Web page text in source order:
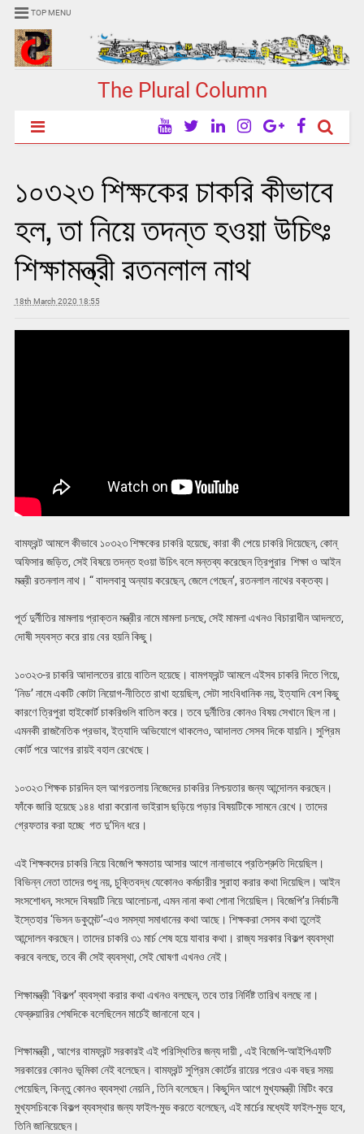
TOP MENU
The Plural Column
১০৩২৩ শিক্ষকের চাকরি কীভাবে
হল, তা নিয়ে তদন্ত হওয়া উচিৎঃ
শিক্ষামন্ত্রী রতনলাল নাথ
18th March 2020 18:55
বামফ্রন্ট আমলে কীভাবে ১০৩২৩ শিক্ষকের চাকরি হয়েছে, কারা কী পেয়ে চাকরি দিয়েছেন, কোন্‌
অফিসার জড়িত, সেই বিষয়ে তদন্ত হওয়া উচিৎ বলে মন্তব্য করেছেন ত্রিপুরার শিক্ষা ও আইন
মন্ত্রী রতনলাল নাথ। “ বাদলবাবু অন্যায় করেছেন, জেলে গেছেন’, রতনলাল নাথের বক্তব্য।
পূর্ত দুর্নীতির মামলায় প্রাক্তন মন্ত্রীর নামে মামলা চলছে, সেই মামলা এখনও বিচারাধীন আদলতে,
দোষী স্যবস্ত করে রায় বের হয়নি কিছু।
১০৩২৩-র চাকরি আদালতের রায়ে বাতিল হয়েছে। বামগফ্রন্ট আমলে এইসব চাকরি দিতে গিয়ে,
‘নিড’ নামে একটি কোটা নিয়োগ-নীতিতে রাখা হয়েছিল, সেটা সাংবিধানিক নয়, ইত্যাদি বেশ কিছু
কারণে ত্রিপুরা হাইকোর্ট চাকরিগুলি বাতিল করে। তবে দুর্নীতির কোনও বিষয় সেখানে ছিল না।
এমনকী রাজনৈতিক প্রভাব, ইত্যাদি অভিযোগে থাকলেও, আদালত সেসব দিকে যায়নি। সুপ্রিম
কোর্ট পরে আগের রায়ই বহাল রেখেছে।
১০৩২৩ শিক্ষক চারদিন হল আগরতলায় নিজেদের চাকরির নিশ্চয়তার জন্য আন্দোলন করছেন।
ফাঁকে জারি হয়েছে ১৪৪ ধারা করোনা ভাইরাস ছড়িয়ে পড়ার বিষয়টিকে সামনে রেখে। তাদের
গ্রেফতার করা হচ্ছে গত দু’দিন ধরে।
এই শিক্ষকদের চাকরি নিয়ে বিজেপি ক্ষমতায় আসার আগে নানাভাবে প্রতিশ্রুতি দিয়েছিল।
বিভিন্ন নেতা তাদের শুধু নয়, চুক্তিবদ্ধ যেকোনও কর্মচারীর সুরাহা করার কথা দিয়েছিল। আইন
সংসশোধন, সংসদে বিষয়টি নিয়ে আলোচনা, এমন নানা কথা শোনা গিয়েছিল। বিজেপি’র নির্বাচনী
ইস্তেহার ‘ভিসন ডকুমেন্ট’-এও সমস্যা সমাধানের কথা আছে। শিক্ষকরা সেসব কথা তুলেই
আন্দোলন করছেন। তাদের চাকরি ৩১ মার্চ শেষ হয়ে যাবার কথা। রাজ্য সরকার বিকল্প ব্যবস্থা
করবে বলছে, তবে কী সেই ব্যবস্থা, সেই ঘোষণা এখনও নেই।
শিক্ষামন্ত্রী ‘বিকল্প’ ব্যবস্থা করার কথা এখনও বলছেন, তবে তার নির্দিষ্ট তারিখ বলছে না।
ফেব্রুয়ারির শেষদিকে বলেছিলেন মার্চেই জানানো হবে।
শিক্ষামন্ত্রী , আগের বামফ্রন্ট সরকারই এই পরিস্থিতির জন্য দায়ী , এই বিজেপি-আইপিএফটি
সরকারের কোনও ভূমিকা নেই বলেছেন। বামফ্রন্ট সুপ্রিম কোর্টের রায়ের পরেও এক বছর সময়
পেয়েছিল, কিন্তু কোনও ব্যবস্থা নেয়নি , তিনি বলেছেন। কিছুদিন আগে মুখ্যমন্ত্রী মিটিং করে
মুখ্যসচিবকে বিকল্প ব্যবস্থার জন্য ফাইল-মুভ করতে বলেছেন, এই মার্চের মধ্যেই ফাইল-মুভ হবে,
তিনি জানিয়েছেন।